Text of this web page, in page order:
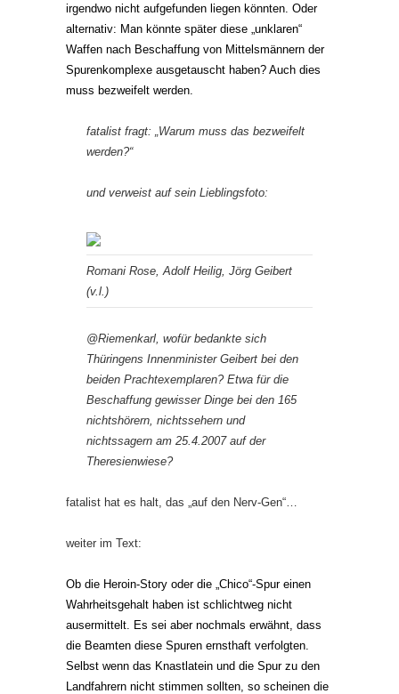
irgendwo nicht aufgefunden liegen könnten. Oder
alternativ: Man könnte später diese „unklaren“
Waffen nach Beschaffung von Mittelsmännern der
Spurenkomplexe ausgetauscht haben? Auch dies
muss bezweifelt werden.
fatalist fragt: „Warum muss das bezweifelt
werden?“
und verweist auf sein Lieblingsfoto:
Romani Rose, Adolf Heilig, Jörg Geibert
(v.l.)
@Riemenkarl, wofür bedankte sich
Thüringens Innenminister Geibert bei den
beiden Prachtexemplaren? Etwa für die
Beschaffung gewisser Dinge bei den 165
nichtshörern, nichtssehern und
nichtssagern am 25.4.2007 auf der
Theresienwiese?
fatalist hat es halt, das „auf den Nerv-Gen“…
weiter im Text:
Ob die Heroin-Story oder die „Chico“-Spur einen
Wahrheitsgehalt haben ist schlichtweg nicht
ausermittelt. Es sei aber nochmals erwähnt, dass
die Beamten diese Spuren ernsthaft verfolgten.
Selbst wenn das Knastlatein und die Spur zu den
Landfahrern nicht stimmen sollten, so scheinen die